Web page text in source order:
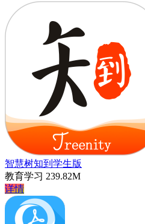
智慧树知到学生版
教育学习 239.82M
详情